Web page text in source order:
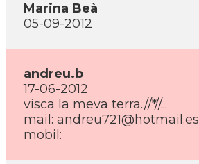
Marina Beà
05-09-2012
andreu.b
17-06-2012
visca la meva terra.//*//...
mail: andreu721@hotmail.es
mobil: